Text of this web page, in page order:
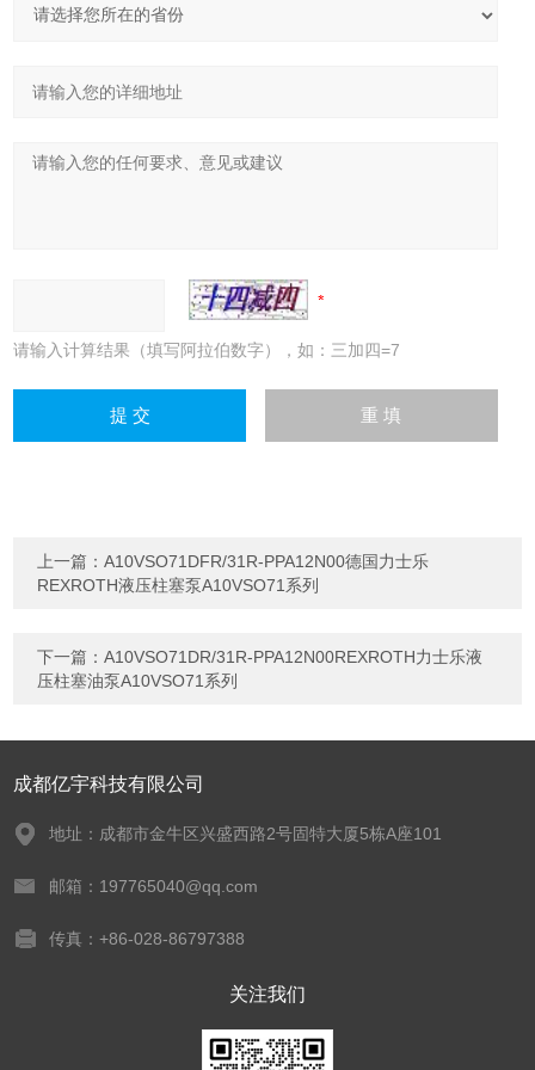
请输入计算结果（填写阿拉伯数字），如：三加四=7
上一篇：A10VSO71DFR/31R-PPA12N00德国力士乐
REXROTH液压柱塞泵A10VSO71系列
下一篇：A10VSO71DR/31R-PPA12N00REXROTH力士乐液
压柱塞油泵A10VSO71系列
成都亿宇科技有限公司
地址：成都市金牛区兴盛西路2号固特大厦5栋A座101
邮箱：197765040@qq.com
传真：+86-028-86797388
关注我们